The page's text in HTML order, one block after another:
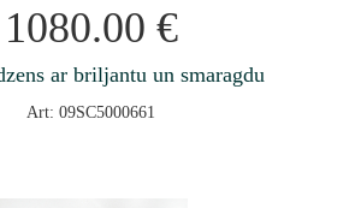
1080.00 €
ar briljantu un smaragdu
Art: 09SC5000661